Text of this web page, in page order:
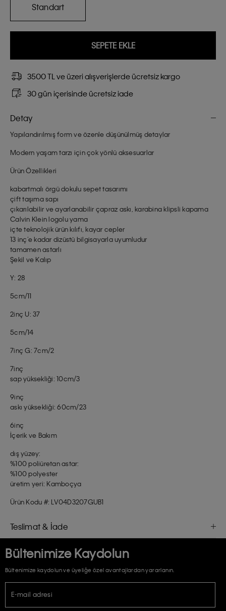
Standart
SEPETE EKLE
3500 TL ve üzeri alışverişlerde ücretsiz kargo
30 gün içerisinde ücretsiz iade
Detay
Yapılandırılmış form ve özenle düşünülmüş detaylar
Modern yaşam tarzı için çok yönlü aksesuarlar
Ürün Özellikleri
kabartmalı örgü dokulu sepet tasarımı
çift taşıma sapı
çıkarılabilir ve ayarlanabilir çapraz askı, karabina klipsli kapama
Calvin Klein logolu yama
içte teknolojik ürün kılıfı, kayar cepler
13 inç’e kadar dizüstü bilgisayarla uyumludur
tamamen astarlı
Şekil ve Kalıp
Y: 28
5cm/11
2inç U: 37
5cm/14
7inç G: 7cm/2
7inç
sap yüksekliği: 10cm/3
9inç
askı yüksekliği: 60cm/23
6inç
İçerik ve Bakım
dış yüzey:
%100 poliüretan astar:
%100 polyester
üretim yeri: Kamboçya
Ürün Kodu #: LV04D3207GUB1
Teslimat & İade
Bültenimize Kaydolun
Bültenimize kaydolun ve üyeliğe özel avantajlardan yararlanın.
E-mail adresi